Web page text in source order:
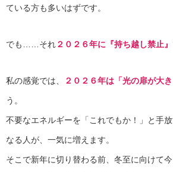
ている方も多いはずです。
でも……それ２０２６年に『持ち越し禁止』
私の感覚では、 ２０２６年は「光の扉が大き
う。
不要なエネルギーを「これでもか！」と手
なる人が、一気に増えます。
そこで新年に切り替わる前、冬至に向けて